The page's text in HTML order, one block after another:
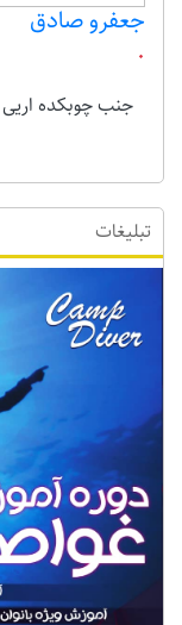
جعفرو صادق
0
جنب چوبکده اریی
تبلیغات